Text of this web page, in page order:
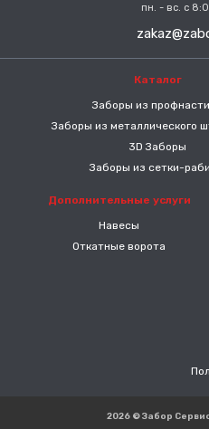
пн. - вс. с
Каталог
Заборы из
Заборы из металлического
3D Заборы
Заборы из сетки-
Дополнительные услуги
Навесы
Откатные ворота
2026 © Забор